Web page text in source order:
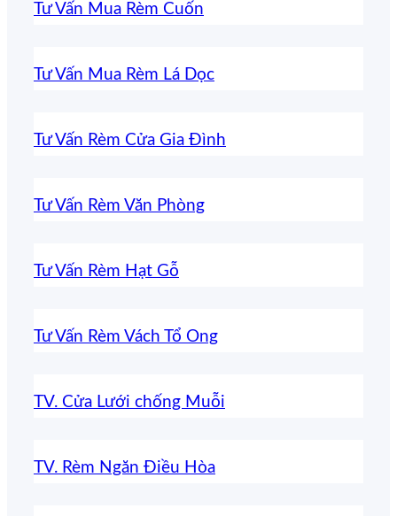
Tư Vấn Mua Rèm Cuốn
Tư Vấn Mua Rèm Lá Dọc
Tư Vấn Rèm Cửa Gia Đình
Tư Vấn Rèm Văn Phòng
Tư Vấn Rèm Hạt Gỗ
Tư Vấn Rèm Vách Tổ Ong
TV. Cửa Lưới chống Muỗi
TV. Rèm Ngăn Điều Hòa